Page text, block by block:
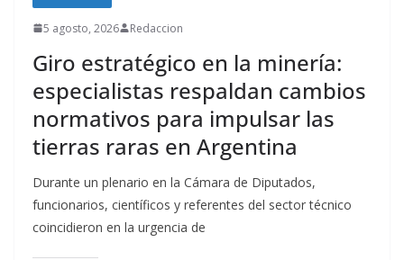
5 agosto, 2026 Redaccion
Giro estratégico en la minería:
especialistas respaldan cambios
normativos para impulsar las
tierras raras en Argentina
Durante un plenario en la Cámara de Diputados,
funcionarios, científicos y referentes del sector técnico
coincidieron en la urgencia de